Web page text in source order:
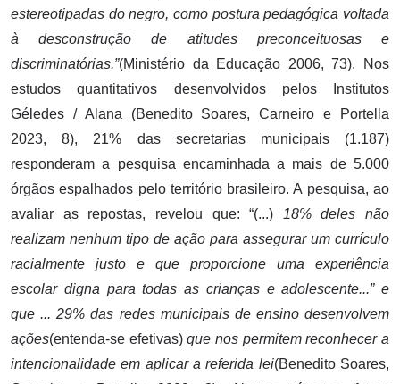
estereotipadas do negro, como postura pedagógica voltada
à desconstrução de atitudes preconceituosas e
discriminatórias.”(Ministério da Educação 2006, 73). Nos
estudos quantitativos desenvolvidos pelos Institutos
Géledes / Alana (Benedito Soares, Carneiro e Portella
2023, 8), 21% das secretarias municipais (1.187)
responderam a pesquisa encaminhada a mais de 5.000
órgãos espalhados pelo território brasileiro. A pesquisa, ao
avaliar as repostas, revelou que: “(...) 18% deles não
realizam nenhum tipo de ação para assegurar um currículo
racialmente justo e que proporcione uma experiência
escolar digna para todas as crianças e adolescente...” e
que ... 29% das redes municipais de ensino desenvolvem
ações(entenda-se efetivas)que nos permitem reconhecer a
intencionalidade em aplicar a referida lei(Benedito Soares,